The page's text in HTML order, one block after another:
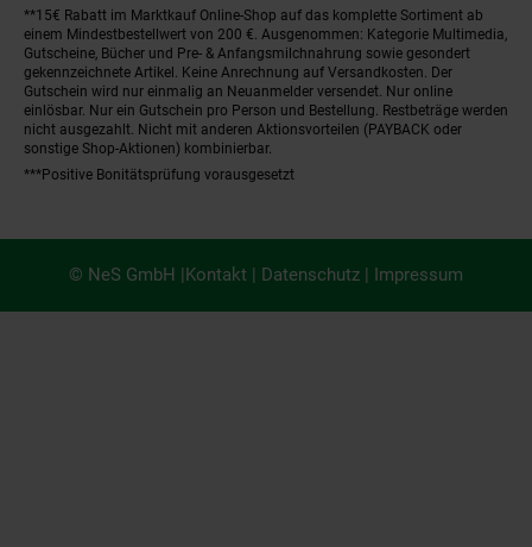
**15€ Rabatt im Marktkauf Online-Shop auf das komplette Sortiment ab
einem Mindestbestellwert von 200 €. Ausgenommen: Kategorie Multimedia,
Gutscheine, Bücher und Pre- & Anfangsmilchnahrung sowie gesondert
gekennzeichnete Artikel. Keine Anrechnung auf Versandkosten. Der
Gutschein wird nur einmalig an Neuanmelder versendet. Nur online
einlösbar. Nur ein Gutschein pro Person und Bestellung. Restbeträge werden
nicht ausgezahlt. Nicht mit anderen Aktionsvorteilen (PAYBACK oder
sonstige Shop-Aktionen) kombinierbar.
***Positive Bonitätsprüfung vorausgesetzt
© NeS GmbH | Kontakt Datenschutz Impressum